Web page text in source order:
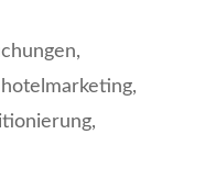
,
hotelmarketing,
,